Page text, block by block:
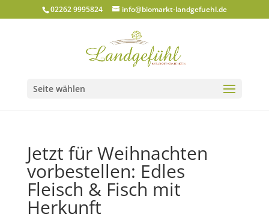
02262 9995824 info@biomarkt-landgefuehl.de
Seite wählen
Jetzt für Weihnachten
vorbestellen: Edles
Fleisch & Fisch mit
Herkunft